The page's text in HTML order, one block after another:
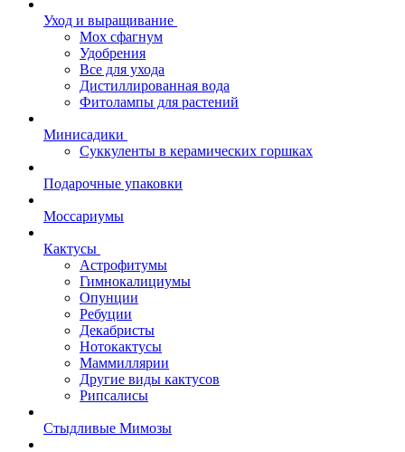
Уход и выращивание
Мох сфагнум
Удобрения
Все для ухода
Дистиллированная вода
Фитолампы для растений
Минисадики
Суккуленты в керамических горшках
Подарочные упаковки
Моссариумы
Кактусы
Астрофитумы
Гимнокалициумы
Опунции
Ребуции
Декабристы
Нотокактусы
Маммиллярии
Другие виды кактусов
Рипсалисы
Стыдливые Мимозы